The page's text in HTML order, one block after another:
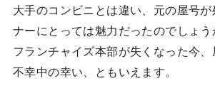
大手のコンビニとは違い、元の屋号
ナーにとっては魅力だったのでしょう
フランチャイズ本部が失くなった今
不幸中の幸い、ともいえます。